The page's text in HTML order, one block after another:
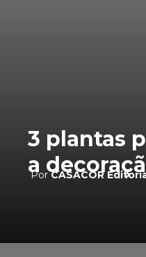
3 plantas
a
PorCASACOR